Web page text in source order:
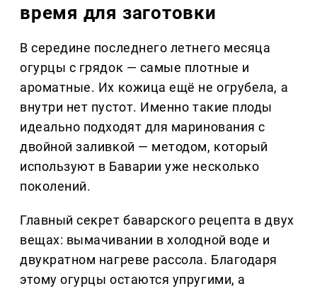
время для заготовки
В середине последнего летнего месяца
огурцы с грядок — самые плотные и
ароматные. Их кожица ещё не огрубела, а
внутри нет пустот. Именно такие плоды
идеально подходят для маринования с
двойной заливкой — методом, который
используют в Баварии уже несколько
поколений.
Главный секрет баварского рецепта в двух
вещах: вымачивании в холодной воде и
двукратном нагреве рассола. Благодаря
этому огурцы остаются упругими, а